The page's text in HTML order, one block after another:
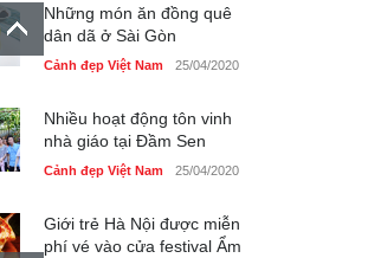
Những món ăn đồng quê
dân dã ở Sài Gòn
Cảnh đẹp Việt Nam 25/04/2020
Nhiều hoạt động tôn vinh
nhà giáo tại Đầm Sen
Cảnh đẹp Việt Nam 25/04/2020
Giới trẻ Hà Nội được miễn
phí vé vào cửa festival Ẩm